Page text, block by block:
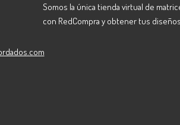
Somos la única tienda virtual de
con RedCompra y obtener tus